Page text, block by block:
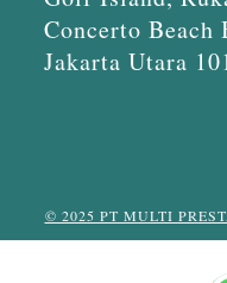
Concerto
Jakarta Utara
© 2025 PT MULTI